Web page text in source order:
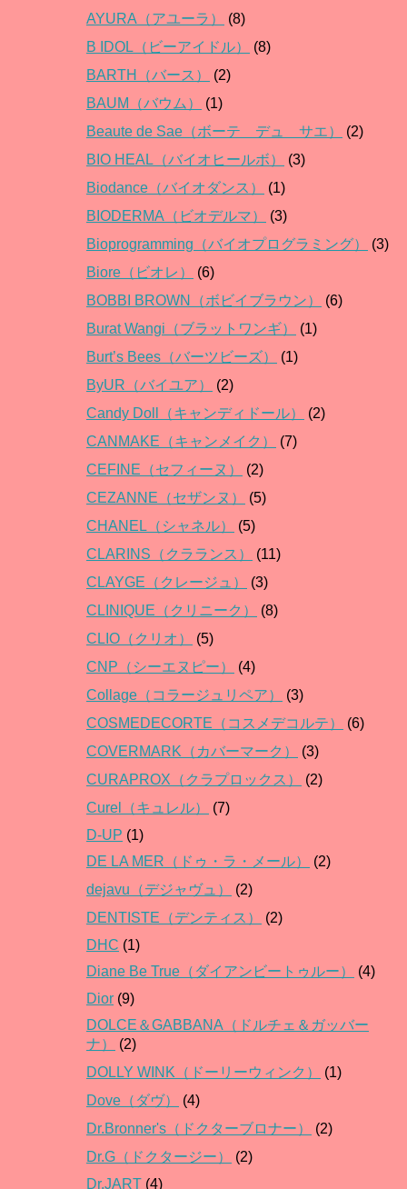
AYURA（アユーラ）
(8)
B IDOL（ビーアイドル）
(8)
BARTH（バース）
(2)
BAUM（バウム）
(1)
Beaute de Sae（ボーテ デュ サエ）
(2)
BIO HEAL（バイオヒールボ）
(3)
Biodance（バイオダンス）
(1)
BIODERMA（ビオデルマ）
(3)
Bioprogramming（バイオプログラミング）
(3)
Biore（ビオレ）
(6)
BOBBI BROWN（ボビイブラウン）
(6)
Burat Wangi（ブラットワンギ）
(1)
Burt’s Bees（バーツビーズ）
(1)
ByUR（バイユア）
(2)
Candy Doll（キャンディドール）
(2)
CANMAKE（キャンメイク）
(7)
CEFINE（セフィーヌ）
(2)
CEZANNE（セザンヌ）
(5)
CHANEL（シャネル）
(5)
CLARINS（クラランス）
(11)
CLAYGE（クレージュ）
(3)
CLINIQUE（クリニーク）
(8)
CLIO（クリオ）
(5)
CNP（シーエヌピー）
(4)
Collage（コラージュリペア）
(3)
COSMEDECORTE（コスメデコルテ）
(6)
COVERMARK（カバーマーク）
(3)
CURAPROX（クラプロックス）
(2)
Curel（キュレル）
(7)
D-UP (1)
DE LA MER（ドゥ・ラ・メール）
(2)
dejavu（デジャヴュ）
(2)
DENTISTE（デンティス）
(2)
DHC (1)
Diane Be True（ダイアンビートゥルー）
(4)
Dior (9)
DOLCE＆GABBANA（ドルチェ＆ガッバー
ナ）
(2)
DOLLY WINK（ドーリーウィンク）
(1)
Dove（ダヴ）
(4)
Dr.Bronner's（ドクターブロナー）
(2)
Dr.G（ドクタージー）
(2)
Dr.JART (4)